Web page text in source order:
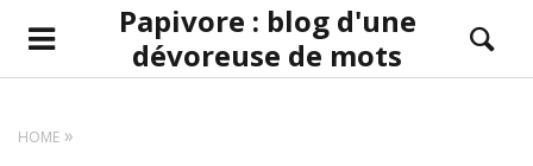
Papivore : blog d'une
dévoreuse de mots
HOME